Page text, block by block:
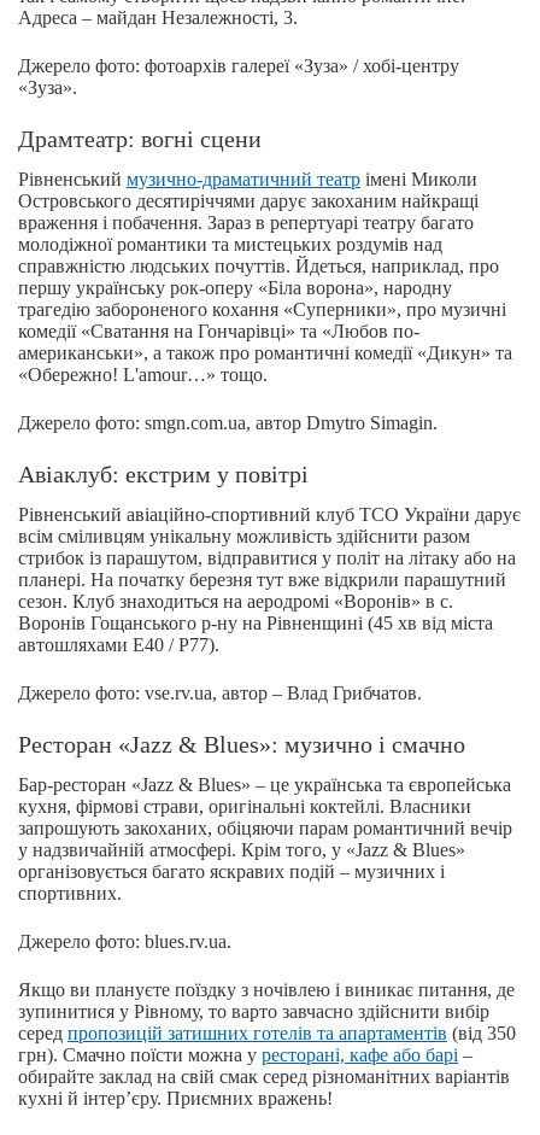
Адреса – майдан Незалежності, 3.
Джерело фото: фотоархів галереї «Зуза» / хобі-центру
«Зуза».
Драмтеатр: вогні сцени
Рівненський музично-драматичний театр імені Миколи
Островського десятиріччями дарує закоханим найкращі
враження і побачення. Зараз в репертуарі театру багато
молодіжної романтики та мистецьких роздумів над
справжністю людських почуттів. Йдеться, наприклад, про
першу українську рок-оперу «Біла ворона», народну
трагедію забороненого кохання «Суперники», про музичні
комедії «Сватання на Гончарівці» та «Любов по-
американськи», а також про романтичні комедії «Дикун» та
«Обережно! L'amour…» тощо.
Джерело фото: smgn.com.ua, автор Dmytro Simagin.
Авіаклуб: екстрим у повітрі
Рівненський авіаційно-спортивний клуб TCO України дарує
всім сміливцям унікальну можливість здійснити разом
стрибок із парашутом, відправитися у політ на літаку або на
планері. На початку березня тут вже відкрили парашутний
сезон. Клуб знаходиться на аеродромі «Воронів» в с.
Воронів Гощанського р-ну на Рівненщині (45 хв від міста
автошляхами Е40 / Р77).
Джерело фото: vse.rv.ua, автор – Влад Грибчатов.
Ресторан «Jazz & Blues»: музично і смачно
Бар-ресторан «Jazz & Blues» – це українська та європейська
кухня, фірмові страви, оригінальні коктейлі. Власники
запрошують закоханих, обіцяючи парам романтичний вечір
у надзвичайній атмосфері. Крім того, у «Jazz & Blues»
організовується багато яскравих подій – музичних і
спортивних.
Джерело фото: blues.rv.ua.
Якщо ви плануєте поїздку з ночівлею і виникає питання, де
зупинитися у Рівному, то варто завчасно здійснити вибір
серед пропозицій затишних готелів та апартаментів (від 350
грн). Смачно поїсти можна у ресторані, кафе або барі –
обирайте заклад на свій смак серед різноманітних варіантів
кухні й інтер’єру. Приємних вражень!